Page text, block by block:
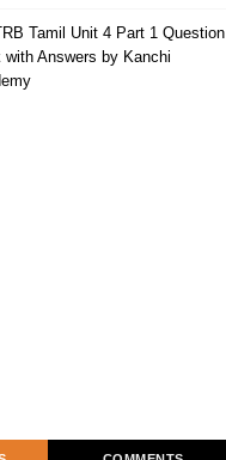
Tamil Unit 4 Part 1 Question
with Answers by Kanchi